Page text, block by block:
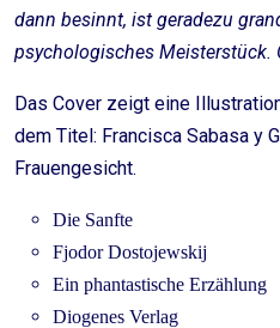
dann besinnt, ist geradezu
psychologisches Meisterstück.
Das Cover zeigt eine
dem Titel: Francisca Sabasa y
Frauengesicht.
Die Sanfte
Fjodor Dostojewskij
Ein phantastische Erzählung
Diogenes Verlag